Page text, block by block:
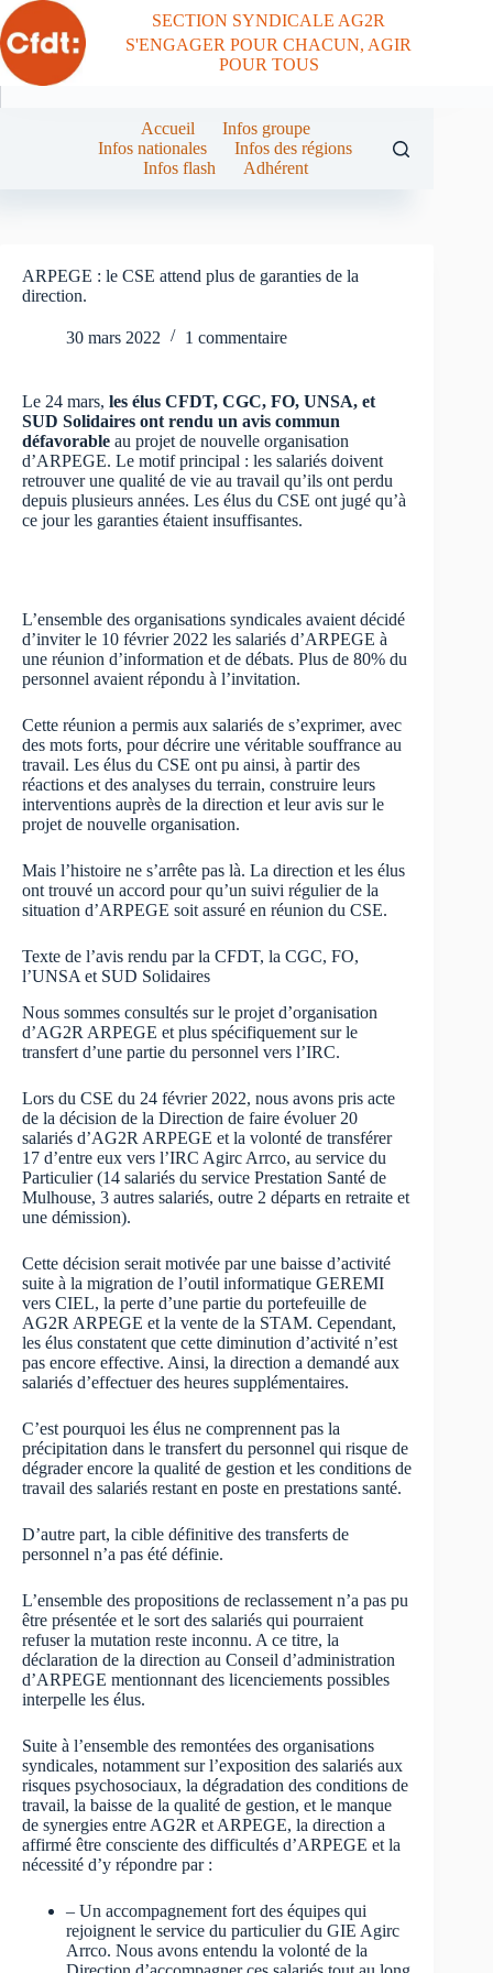
Passer
au
contenu
SECTION SYNDICALE AG2R
S'ENGAGER POUR CHACUN, AGIR
POUR TOUS
Accueil
Infos groupe
Infos nationales
Infos des régions
Infos flash
Adhérent
ARPEGE : le CSE attend plus de garanties de la
direction.
30 mars 2022 1 commentaire
Le 24 mars, les élus CFDT, CGC, FO, UNSA, et
SUD Solidaires ont rendu un avis commun
défavorable au projet de nouvelle organisation
d’ARPEGE. Le motif principal : les salariés doivent
retrouver une qualité de vie au travail qu’ils ont perdu
depuis plusieurs années. Les élus du CSE ont jugé qu’à
ce jour les garanties étaient insuffisantes.
L’ensemble des organisations syndicales avaient décidé
d’inviter le 10 février 2022 les salariés d’ARPEGE à
une réunion d’information et de débats. Plus de 80% du
personnel avaient répondu à l’invitation.
Cette réunion a permis aux salariés de s’exprimer, avec
des mots forts, pour décrire une véritable souffrance au
travail. Les élus du CSE ont pu ainsi, à partir des
réactions et des analyses du terrain, construire leurs
interventions auprès de la direction et leur avis sur le
projet de nouvelle organisation.
Mais l’histoire ne s’arrête pas là. La direction et les élus
ont trouvé un accord pour qu’un suivi régulier de la
situation d’ARPEGE soit assuré en réunion du CSE.
Texte de l’avis rendu par la CFDT, la CGC, FO,
l’UNSA et SUD Solidaires
Nous sommes consultés sur le projet d’organisation
d’AG2R ARPEGE et plus spécifiquement sur le
transfert d’une partie du personnel vers l’IRC.
Lors du CSE du 24 février 2022, nous avons pris acte
de la décision de la Direction de faire évoluer 20
salariés d’AG2R ARPEGE et la volonté de transférer
17 d’entre eux vers l’IRC Agirc Arrco, au service du
Particulier (14 salariés du service Prestation Santé de
Mulhouse, 3 autres salariés, outre 2 départs en retraite et
une démission).
Cette décision serait motivée par une baisse d’activité
suite à la migration de l’outil informatique GEREMI
vers CIEL, la perte d’une partie du portefeuille de
AG2R ARPEGE et la vente de la STAM. Cependant,
les élus constatent que cette diminution d’activité n’est
pas encore effective. Ainsi, la direction a demandé aux
salariés d’effectuer des heures supplémentaires.
C’est pourquoi les élus ne comprennent pas la
précipitation dans le transfert du personnel qui risque de
dégrader encore la qualité de gestion et les conditions de
travail des salariés restant en poste en prestations santé.
D’autre part, la cible définitive des transferts de
personnel n’a pas été définie.
L’ensemble des propositions de reclassement n’a pas pu
être présentée et le sort des salariés qui pourraient
refuser la mutation reste inconnu. A ce titre, la
déclaration de la direction au Conseil d’administration
d’ARPEGE mentionnant des licenciements possibles
interpelle les élus.
Suite à l’ensemble des remontées des organisations
syndicales, notamment sur l’exposition des salariés aux
risques psychosociaux, la dégradation des conditions de
travail, la baisse de la qualité de gestion, et le manque
de synergies entre AG2R et ARPEGE, la direction a
affirmé être consciente des difficultés d’ARPEGE et la
nécessité d’y répondre par :
– Un accompagnement fort des équipes qui
rejoignent le service du particulier du GIE Agirc
Arrco. Nous avons entendu la volonté de la